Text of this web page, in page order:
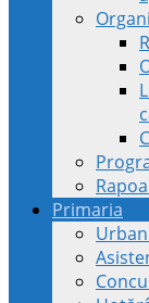
Primaria